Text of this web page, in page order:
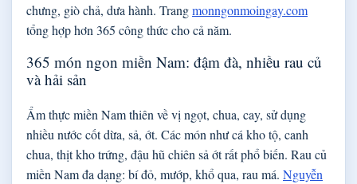
chưng, giò chả, dưa hành. Trangmonngonmoingay.com
tổng hợp hơn 365 công thức cho cả năm.
365 món ngon miền Nam: đậm đà, nhiều rau củ
và hải sản
Ẩm thực miền Nam thiên về vị ngọt, chua, cay, sử dụng
nhiều nước cốt dừa, sả, ớt. Các món như cá kho tộ, canh
chua, thịt kho trứng, đậu hũ chiên sả ớt rất phổ biến. Rau củ
miền Nam đa dạng: bí đỏ, mướp, khổ qua, rau má. Nguyễn